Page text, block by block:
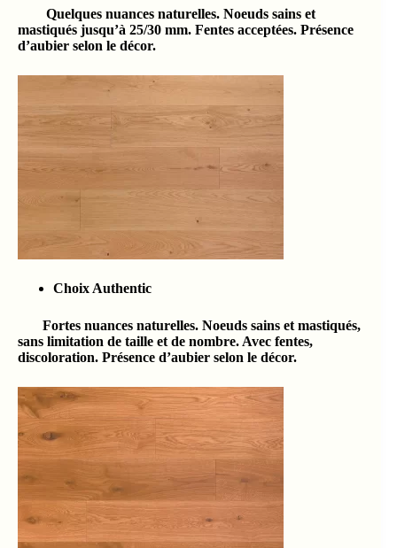
Quelques nuances naturelles. Noeuds sains et
mastiqués jusqu’à 25/30 mm. Fentes acceptées. Présence
d’aubier selon le décor.
Choix Authentic
Fortes nuances naturelles. Noeuds sains et mastiqués,
sans limitation de taille et de nombre. Avec fentes,
discoloration. Présence d’aubier selon le décor.